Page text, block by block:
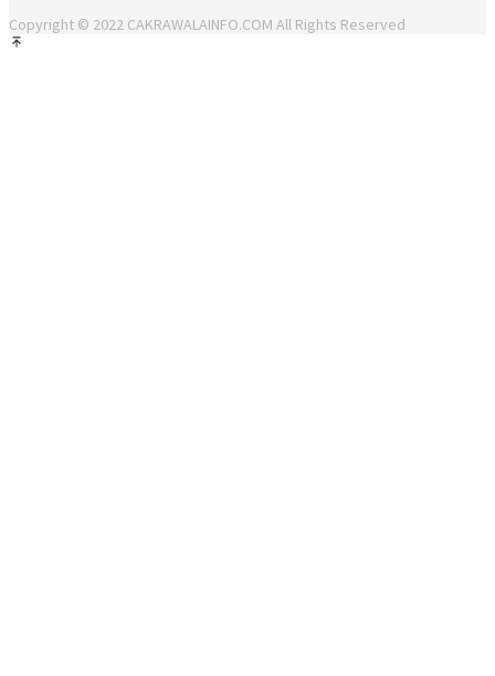
Copyright © 2022 CAKRAWALAINFO.COM All Rights Reserved